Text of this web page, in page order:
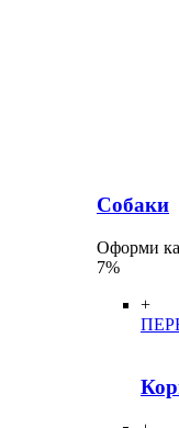
Собаки
Оформи
7%
+